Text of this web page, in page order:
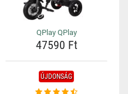
QPlay QPlay
47590 Ft
ÚJDONSÁG